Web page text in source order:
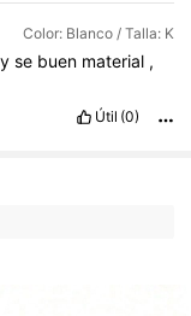
Color: Blanco / Talla: K
y se buen material ,
Útil (0)